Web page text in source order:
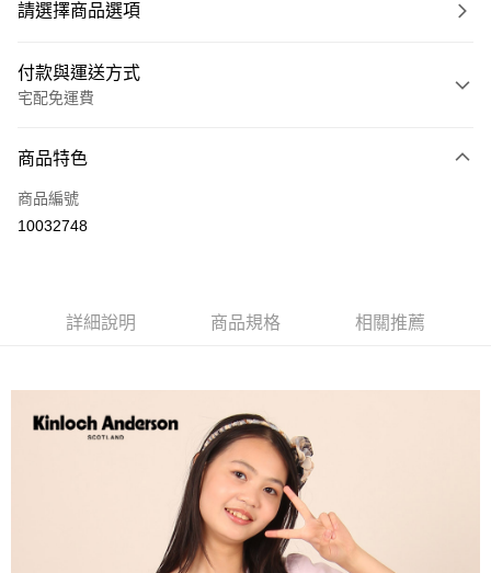
請選擇商品選項
付款與運送方式
宅配免運費
信用卡一次付款
LINE Pay
運送方式
每筆NT$60，滿NT$1,000(含以上)免運費
每筆NT$60，滿NT$1,000(含以上)免運費
商品特色
商品編號
10032748
詳細說明 商品規格 相關推薦